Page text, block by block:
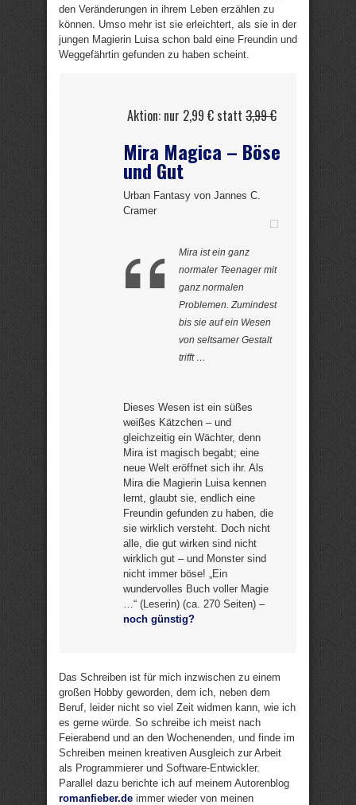
den Veränderungen in ihrem Leben erzählen zu
können. Umso mehr ist sie erleichtert, als sie in der
jungen Magierin Luisa schon bald eine Freundin und
Weggefährtin gefunden zu haben scheint.
Aktion: nur 2,99 € statt 3,99 €
Mira Magica – Böse
und Gut
Urban Fantasy von Jannes C.
Cramer
Mira ist ein ganz
normaler Teenager mit
ganz normalen
Problemen. Zumindest
bis sie auf ein Wesen
von seltsamer Gestalt
trifft …
Dieses Wesen ist ein süßes
weißes Kätzchen – und
gleichzeitig ein Wächter, denn
Mira ist magisch begabt; eine
neue Welt eröffnet sich ihr. Als
Mira die Magierin Luisa kennen
lernt, glaubt sie, endlich eine
Freundin gefunden zu haben, die
sie wirklich versteht. Doch nicht
alle, die gut wirken sind nicht
wirklich gut – und Monster sind
nicht immer böse! „Ein
wundervolles Buch voller Magie
…“ (Leserin) (ca. 270 Seiten) –
noch günstig?
Das Schreiben ist für mich inzwischen zu einem
großen Hobby geworden, dem ich, neben dem
Beruf, leider nicht so viel Zeit widmen kann, wie ich
es gerne würde. So schreibe ich meist nach
Feierabend und an den Wochenenden, und finde im
Schreiben meinen kreativen Ausgleich zur Arbeit
als Programmierer und Software-Entwickler.
Parallel dazu berichte ich auf meinem Autorenblog
romanfieber.de immer wieder von meinen